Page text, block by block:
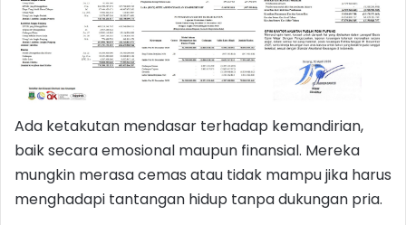
Ada ketakutan mendasar terhadap kemandirian,
baik secara emosional maupun finansial. Mereka
mungkin merasa cemas atau tidak mampu jika harus
menghadapi tantangan hidup tanpa dukungan pria.